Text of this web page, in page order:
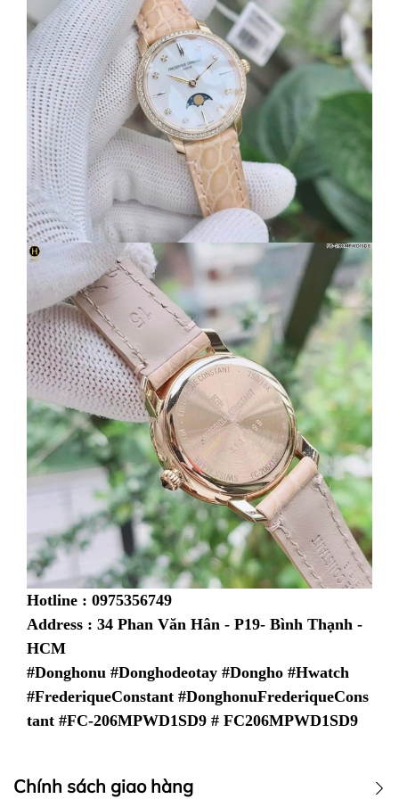
Hotline : 0975356749
Address : 34 Phan Văn Hân - P19- Bình Thạnh -
HCM
#Donghonu #Donghodeotay #Dongho #Hwatch
#FrederiqueConstant #DonghonuFrederiqueCons
tant #FC-206MPWD1SD9 # FC206MPWD1SD9
Chính sách giao hàng